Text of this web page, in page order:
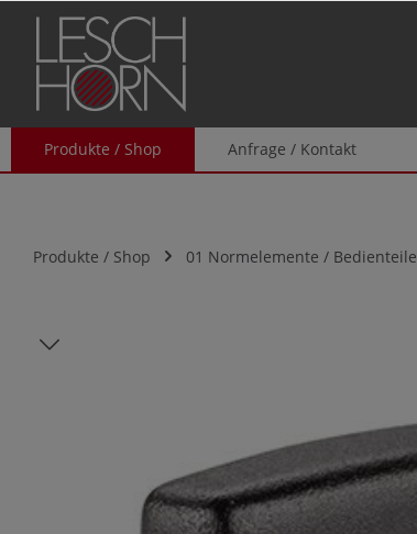
Zur Hauptnavigation springen
Produkte / Shop Anfrage / Kontakt
Produkte / Shop 01 Normelemente / Bedienteile
Bildergalerie überspringen